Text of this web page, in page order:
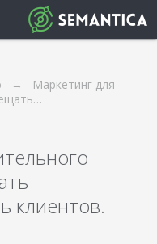
Маркетинг для
клиентов.